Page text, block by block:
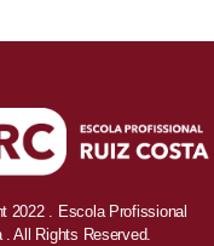
2022 . Escola Profissional
. All Rights Reserved.